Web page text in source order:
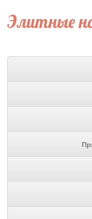
Элитные